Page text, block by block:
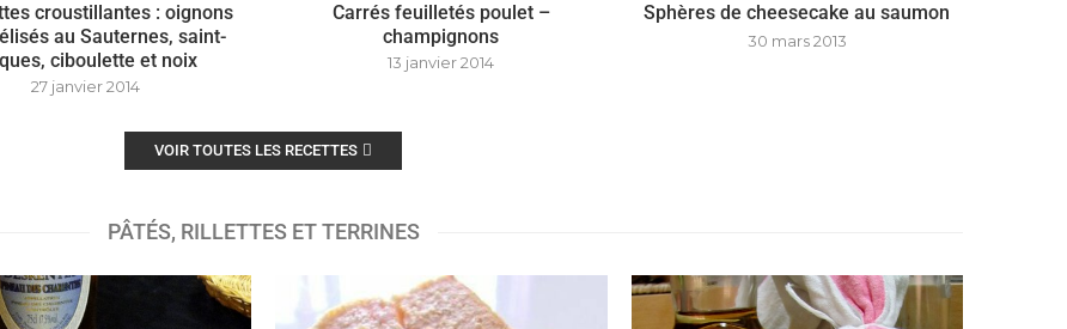
croustillantes : oignons
au Sauternes, saint-
ciboulette et noix
27 janvier 2014
Carrés feuilletés poulet –
champignons
13 janvier 2014
Sphères de cheesecake au saumon
30 mars 2013
VOIR TOUTES LES RECETTES
PÂTÉS, RILLETTES ET TERRINES